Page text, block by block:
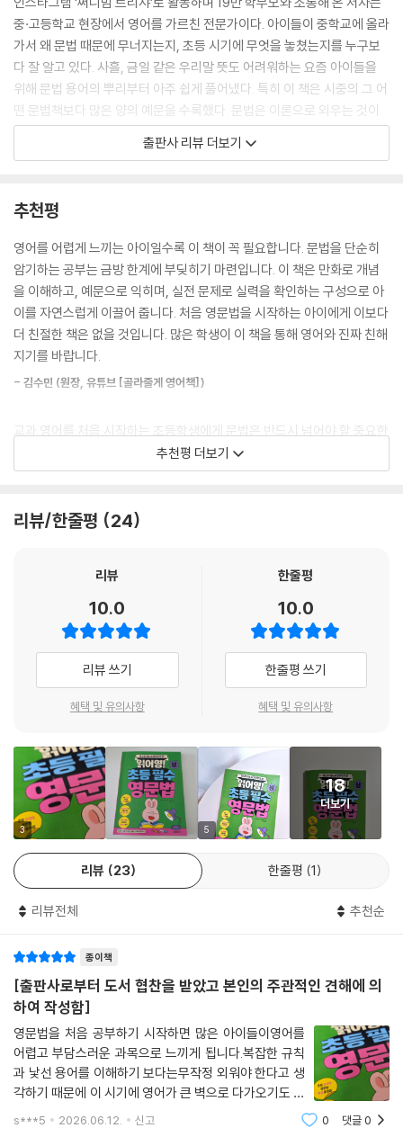
중·고등학교 현장에서 영어를 가르친 전문가이다. 아이들이 중학교에 올라
가서 왜 문법 때문에 무너지는지, 초등 시기에 무엇을 놓쳤는지를 누구보
다 잘 알고 있다. 사흘, 금일 같은 우리말 뜻도 어려워하는 요즘 아이들을
위해 문법 용어의 뿌리부터 아주 쉽게 풀어냈다. 특히 이 책은 시중의 그 어
떤 문법책보다 많은 양의 예문을 수록했다. 문법은 이론으로 외우는 것이
아니라 ‘문장’ 속에서 익혀야 한다는 저자의 철학 때문이다. 아이들은 풍부
한 예문을 입으로 읽고 눈으로 익히며, 중요한 핵심 개념을 자연스럽게 반
한 어투를 사용했다. 마치 1:1 과외받는 것처럼 쉽고 다정한 설명 덕분에 아
이들은 막힘없이 책장을 넘길 수 있다. 영어 교육 전문가의 날카로운 분석
과 엄마의 따뜻한 시선이 만나, 아이들이 선생님의 도움 없이도 혼자서 끝
까지 완독하고 자신감을 찾을 수 있는 영문법 필독서이다.
● 읽으면서 바로 개념 잡고, 문장 쓰기까지 완벽하게!
첫 초등 영문법, 이 책 한 권으로 끝!
요약집으로 간단하게 개념을 훑고 기계적으로 문제를 푸는 방식으로는 결
이 문법을 딱딱한 규칙이 아닌 하나의 ‘언어’로서 자연스럽게 체화할 수 있
도록 설계했다. 먼저 네 컷 만화를 통해 문법이 쓰이는 상황을 직관적으로
의 눈높이에 맞춰 시각화된 표와 정리 노트를 통해 한눈에 쏙 들어오게 정
직접 쓸 수 있는 문장'으로 변하게 된다. 마지막으로 학교 시험과 수행 평가
를 완벽히 반영한 실전 문제를 풀며, 아이들은 어떤 유형의 문제 앞에서도
당황하지 않는 탄탄한 자신감을 충전하며 한 단원을 마무리한다. 책의 흐
름을 따라가다 보면 흔들리지 않는 단단한 영문법의 기초를 세울 수 있을
[책의 구성]
STEP 1. 네 컷 만화로 미리보기: 재미있는 에피소드로 공부 스트레스 제
로!
STEP 2. 생생한 설명과 풍부한 예문: 옆에서 말하듯 친절한 설명으로 이
해도 200%!
STEP 3. 한눈에 쏙 들어오는 정리 노트: 핵심만 콕 짚어 복습이 쉬워지는
비법 노트!
STEP 4. 퀴즈와 연습 문제로 실력 다지기: 문법 용어부터 차근차근, 구멍
없는 개념 확인!
는 실전형 문제 수록!
출판사 리뷰 더보기
추천평
영어를 어렵게 느끼는 아이일수록 이 책이 꼭 필요합니다. 문법을 단순히
암기하는 공부는 금방 한계에 부딪히기 마련입니다. 이 책은 만화로 개념
을 이해하고, 예문으로 익히며, 실전 문제로 실력을 확인하는 구성으로 아
이를 자연스럽게 이끌어 줍니다. 처음 영문법을 시작하는 아이에게 이보다
더 친절한 책은 없을 것입니다. 많은 학생이 이 책을 통해 영어와 진짜 친해
지기를 바랍니다.
- 김수민 (원장, 유튜브 [골라줄게 영어책])
교과 영어를 처음 시작하는 초등학생에게 문법은 반드시 넘어야 할 중요한
단계입니다. 그렇기에 문법을 쉽고 재미있게 가르치는 일은 모든 영어 교
사의 고민이기도 합니다. 이 책에는 그 고민에 대한 트리샤 선생님의 깊은
신과 수능은 물론, 그 이상의 영어 학습까지 이어지는 탄탄한 기본기를 쌓
추천평 더보기
리뷰/한줄평 24
리뷰
10.0
리뷰 쓰기
혜택 및 유의사항
한줄평
10.0
한줄평 쓰기
혜택 및 유의사항
3 5
18
더보기
리뷰 23 한줄평 1
리뷰전체 추천순
종이책
[출판사로부터 도서 협찬을 받았고 본인의 주관적인 견해에 의
하여 작성함]
영문법을 처음 공부하기 시작하면 많은 아이들이영어를
어렵고 부담스러운 과목으로 느끼게 됩니다.복잡한 규칙
과 낯선 용어를 이해하기 보다는무작정 외워야 한다고 생
각하기 때문에 이 시기에 영어가 큰 벽으로 다가오기도 합
니다.그래서 문법은 단순 암기가 아니라,이해를 통해 배울
s***5 2026.06.12. 신고 0 댓글0